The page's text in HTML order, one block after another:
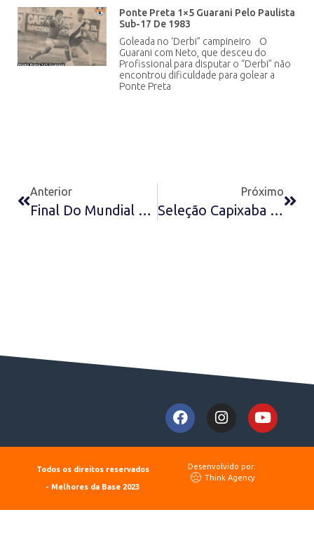
Ponte Preta 1×5 Guarani Pelo Paulista
Sub-17 De 1983
Goleada no ‘Derbi” campineiro O
Guarani com Neto, que desceu do
Profissional para disputar o “Derbi” não
encontrou dificuldade para golear a
Ponte Preta
Anterior
Final Do Mundial De Clubes Sub-17 De 2015
Próximo
Seleção Capixaba Sub-20 De 1982
Todos os direitos reservados
- Melhores da Base 2023
Desenvolvido por:
Think Agency